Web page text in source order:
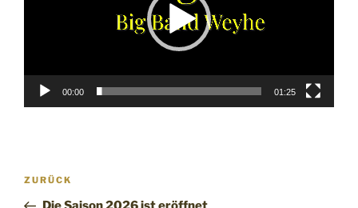
00:00 01:25
Beitragsnavigation
Vorheriger
Beitrag
ZURÜCK